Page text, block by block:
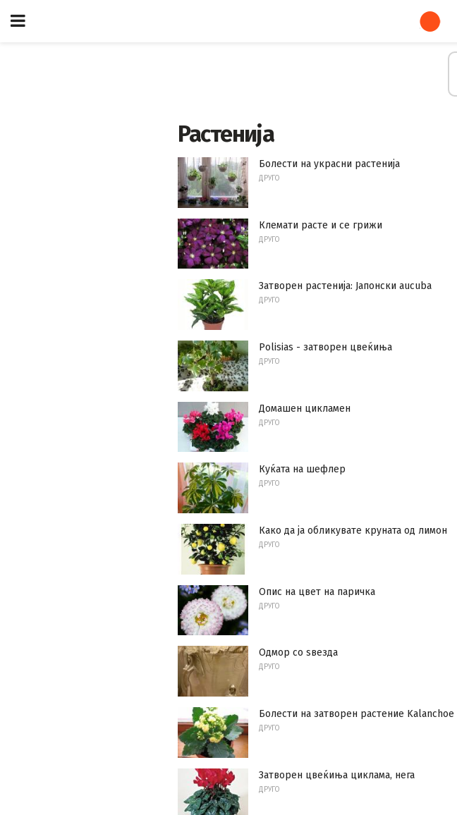
Растенија
Болести на украсни растенија
ДРУГО
Клемати расте и се грижи
ДРУГО
Затворен растенија: Јапонски aucuba
ДРУГО
Polisias - затворен цвеќиња
ДРУГО
Домашен цикламен
ДРУГО
Куќата на шефлер
ДРУГО
Како да ја обликувате круната од лимон
ДРУГО
Опис на цвет на паричка
ДРУГО
Одмор со ѕвезда
ДРУГО
Болести на затворен растение Kalanchoe
ДРУГО
Затворен цвеќиња циклама, нега
ДРУГО